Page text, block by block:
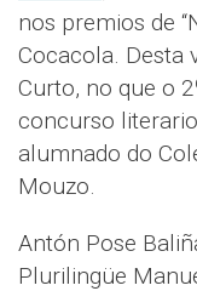
nos premios de
Cocacola. Desta
Curto, no que o
concurso
alumnado do
Mouzo.
Antón Pose
Plurilingüe